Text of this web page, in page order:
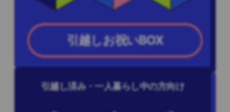
引越しお祝いBOX
引越し済み・一人暮らし中の方向け